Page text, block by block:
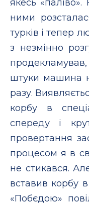
якесь
ними
турків і тепер
з незмінно
штуки машина
разу.
корбу в
спереду і
провертання
процесом я в
не стикався.
вставив корбу
«Побєдою»